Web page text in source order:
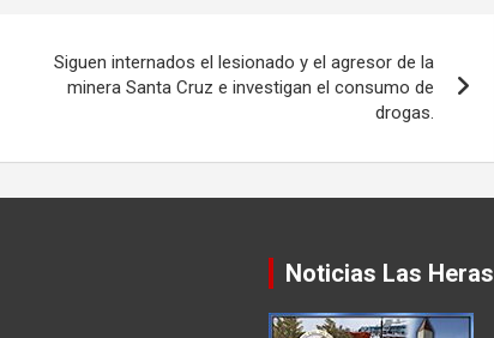
Siguen internados el lesionado y el agresor de la
minera Santa Cruz e investigan el consumo de
drogas.
Noticias Las Heras